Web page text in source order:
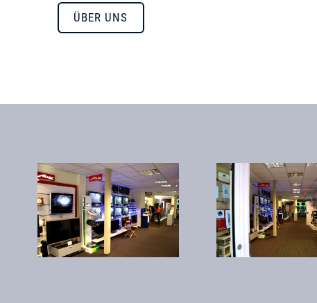
ÜBER UNS